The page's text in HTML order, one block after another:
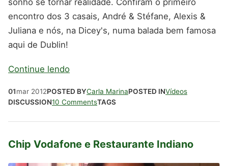
sonho se tornar realidade. Confiram o primeiro
encontro dos 3 casais, André & Stéfane, Alexis &
Juliana e nós, na Dicey's, numa balada bem famosa
aqui de Dublin!
Continue lendo
01mar 2012POSTED BYCarla MarinaPOSTED INVídeos
DISCUSSION10 CommentsTAGS
Chip Vodafone e Restaurante Indiano